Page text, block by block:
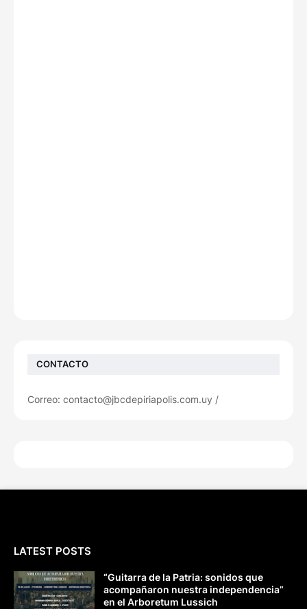
CONTACTO
Correo: contacto@jbcdepiriapolis.com.uy /
LATEST POSTS
“Guitarra de la Patria: sonidos que
acompañaron nuestra independencia”
en el Arboretum Lussich